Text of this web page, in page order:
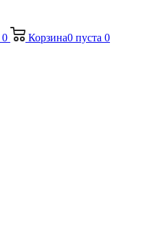
0 Корзина0 пуста 0